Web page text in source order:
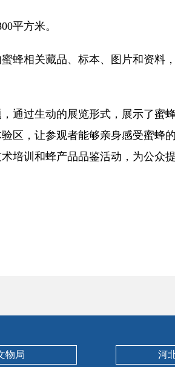
平方米。
蜂相关藏品、标本、图片和资
通过生动的展览形式，展示了
区，让参观者能够亲身感受蜜蜂
培训和蜂产品品鉴活动，为公众
物局 河